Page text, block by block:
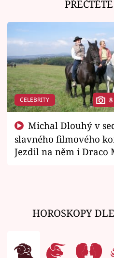
CELEBRITY
slavného filmového
Jezdil na něm i Draco
HOROSKOPY